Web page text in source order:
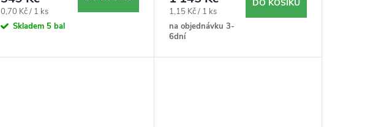
Měrná
cena:
0,70 Kč / 1 ks
Skladem 5 bal
Měrná
cena:
1,15 Kč / 1 ks
na objednávku 3-
6dní
DO KOŠÍKU